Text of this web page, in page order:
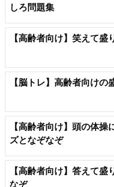
しろ問題集
【高齢者向け】笑えて
【脳トレ】高齢者向け
【高齢者向け】頭の体操
ズとなぞなぞ
【高齢者向け】答えて
なぞ